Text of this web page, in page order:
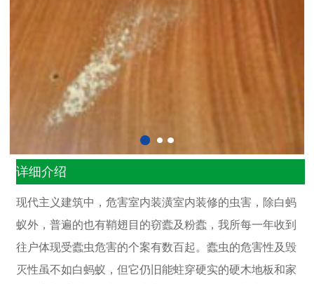
详细介绍
现代主义建筑中，危害室内装潢室内装修的虫害，除白蚂
蚁外，普遍的也有鞘翅目的窃蠹及粉蠹，我所每一年收到
往户体现受蠹虫危害的个案有数百起。蠹虫的危害性及毁
灭性虽不如白蚂蚁，但它仍旧能蛀穿硬实的硬木地板和家